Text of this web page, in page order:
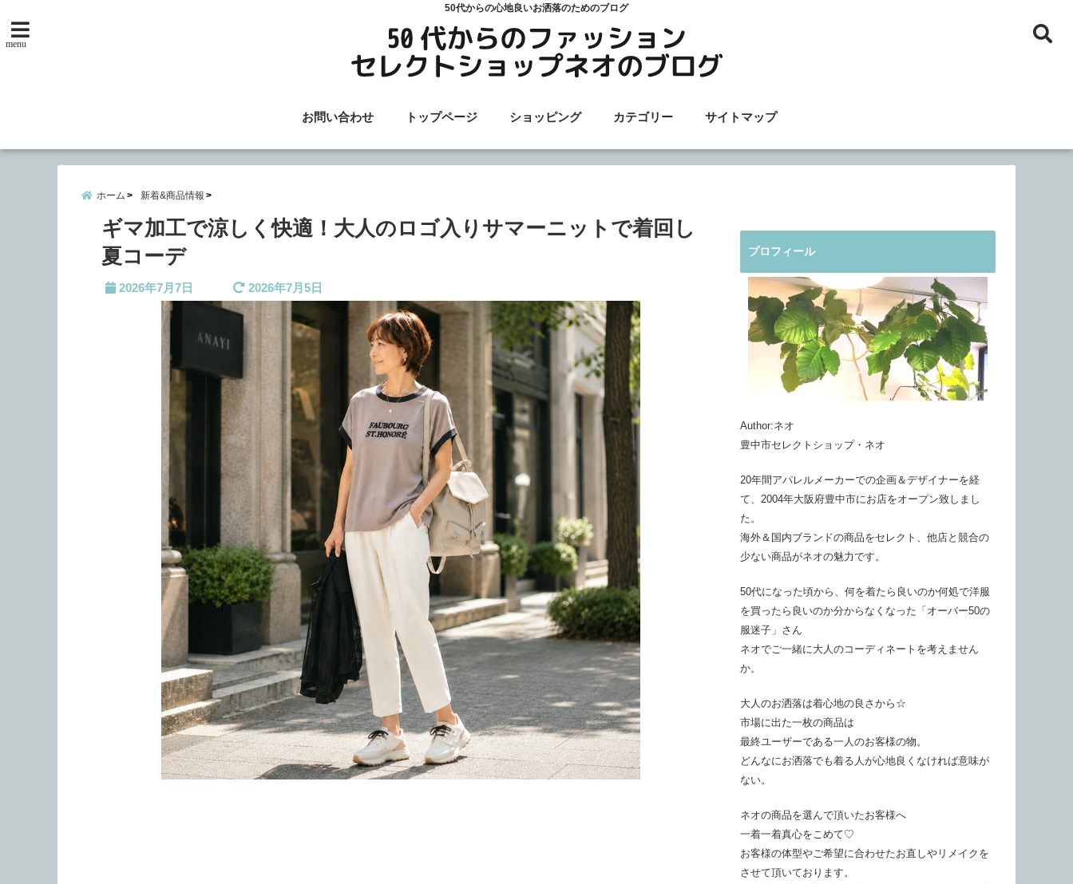
50代からの心地良いお洒落のためのブログ
menu
お問い合わせ トップページ ショッピング カテゴリー サイトマップ
ホーム 新着&商品情報
ギマ加工で涼しく快適！大人のロゴ入りサマーニットで着回し
夏コーデ
2026年7月7日 2026年7月5日
プロフィール
Author:ネオ
豊中市セレクトショップ・ネオ
20年間アパレルメーカーでの企画＆デザイナーを経
て、2004年大阪府豊中市にお店をオープン致しまし
た。
海外＆国内ブランドの商品をセレクト、他店と競合の
少ない商品がネオの魅力です。
50代になった頃から、何を着たら良いのか何処で洋服
を買ったら良いのか分からなくなった「オーバー50の
服迷子」さん
ネオでご一緒に大人のコーディネートを考えません
か。
大人のお洒落は着心地の良さから☆
市場に出た一枚の商品は
最終ユーザーである一人のお客様の物。
どんなにお洒落でも着る人が心地良くなければ意味が
ない。
ネオの商品を選んで頂いたお客様へ
一着一着真心をこめて♡
お客様の体型やご希望に合わせたお直しやリメイクを
させて頂いております。